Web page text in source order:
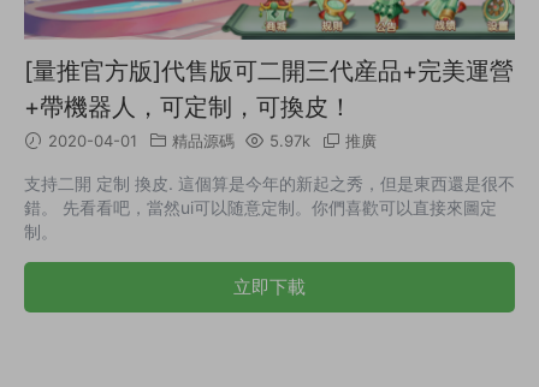
[量推官方版]代售版可二開三代産品+完美運營
+帶機器人，可定制，可換皮！
2020-04-01 精品源碼 5.97k 推廣
支持二開 定制 換皮. 這個算是今年的新起之秀，但是東西還是很不
錯。 先看看吧，當然ui可以随意定制。你們喜歡可以直接來圖定
制。
立即下載